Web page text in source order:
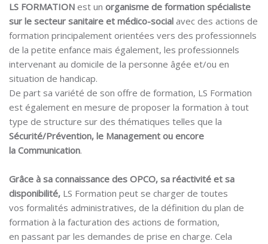
LS FORMATION est un organisme de formation spécialiste
sur le secteur sanitaire et médico-social avec des actions de
formation principalement orientées vers des professionnels
de la petite enfance mais également, les professionnels
intervenant au domicile de la personne âgée et/ou en
situation de handicap.
De part sa variété de son offre de formation, LS Formation
est également en mesure de proposer la formation à tout
type de structure sur des thématiques telles que la
Sécurité/Prévention, le Management ou encore
la Communication.
Grâce à sa connaissance des OPCO, sa réactivité et sa
disponibilité, LS Formation peut se charger de toutes
vos formalités administratives, de la définition du plan de
formation à la facturation des actions de formation,
en passant par les demandes de prise en charge. Cela